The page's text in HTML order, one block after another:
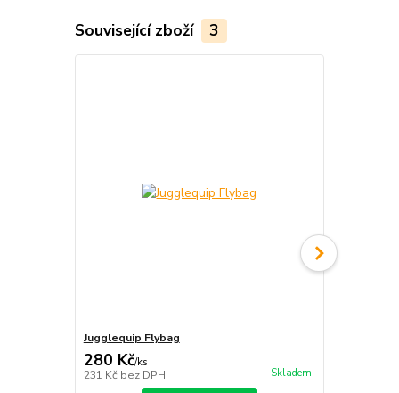
Související zboží 3
Jugglequip Flybag
280 Kč/ks
231 Kč bez DPH Skladem